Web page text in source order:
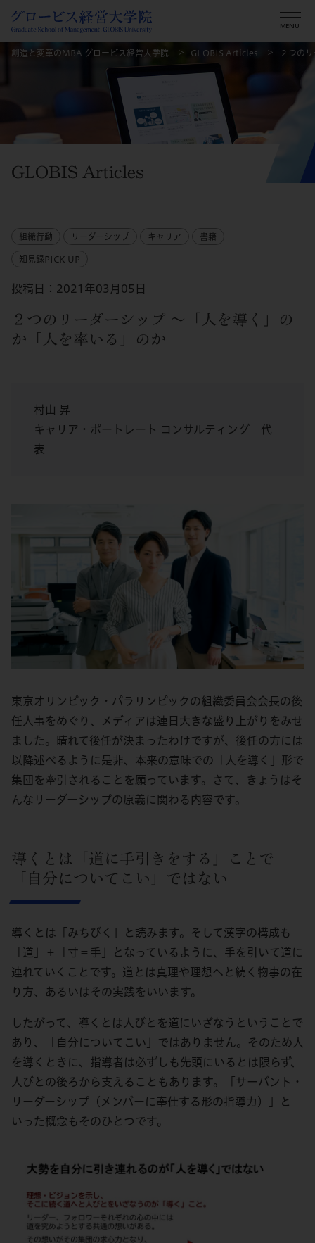
創造と変革のMBA グロービス経営大学院 GLOBIS Articles ２つの
GLOBIS Articles
組織行動 リーダーシップ キャリア 書籍
知見録PICK UP
投稿日：2021年03月05日
２つのリーダーシップ ～「人を導く」の
か「人を率いる」のか
村山 昇
キャリア・ポートレート コンサルティング 代
表
東京オリンピック・パラリンピックの組織委員会会長の後
任人事をめぐり、メディアは連日大きな盛り上がりをみせ
ました。晴れて後任が決まったわけですが、後任の方には
以降述べるように是非、本来の意味での「人を導く」形で
集団を牽引されることを願っています。さて、きょうはそ
んなリーダーシップの原義に関わる内容です。
導くとは「道に手引きをする」ことで
「自分についてこい」ではない
導くとは「みちびく」と読みます。そして漢字の構成も
「道」＋「寸＝手」となっているように、手を引いて道に
連れていくことです。道とは真理や理想へと続く物事の在
り方、あるいはその実践をいいます。
したがって、導くとは人びとを道にいざなうということで
あり、「自分についてこい」ではありません。そのため人
を導くときに、指導者は必ずしも先頭にいるとは限らず、
人びとの後ろから支えることもあります。「サーバント・
リーダーシップ（メンバーに奉仕する形の指導力）」と
いった概念もそのひとつです。